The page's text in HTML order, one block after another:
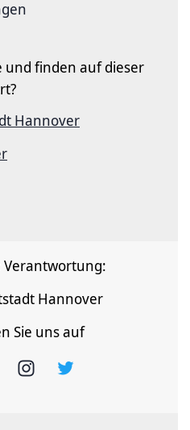
und finden auf dieser
Hannover
Verantwortung:
Hannover
Sie uns auf